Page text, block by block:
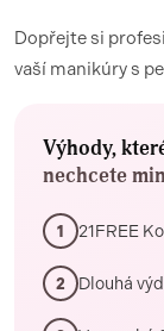
Dopřejte si
vaší manikúry s
Výhody,
nechcete
1 21FREE
2 Dlouhá